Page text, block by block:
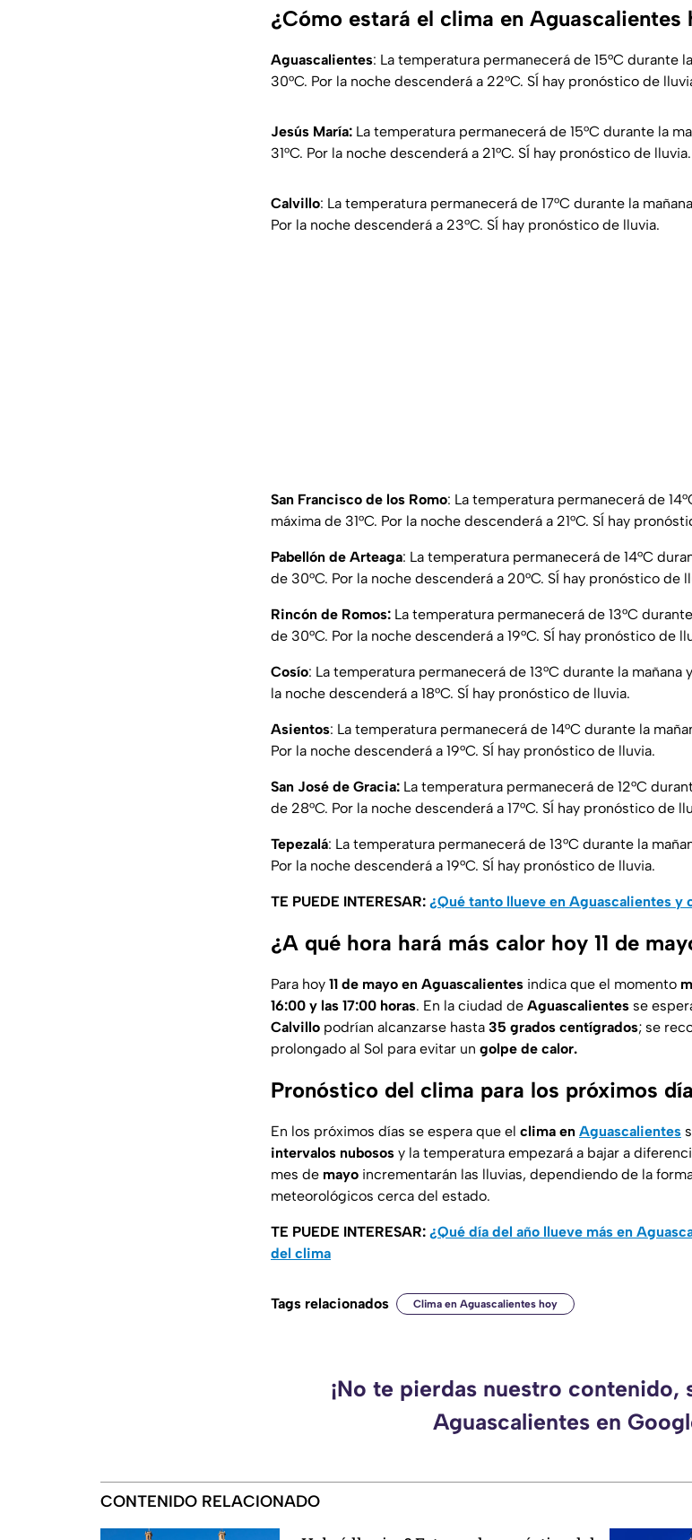
¿Cómo estará el clima en Aguascalientes
Aguascalientes: La temperatura permanecerá de 15°C durante
30°C. Por la noche descenderá a 22°C. SÍ hay pronóstico de
Jesús María: La temperatura permanecerá de 15°C durante la
31°C. Por la noche descenderá a 21°C. SÍ hay pronóstico de lluvia.
Calvillo: La temperatura permanecerá de 17°C durante la
Por la noche descenderá a 23°C. SÍ hay pronóstico de lluvia.
San Francisco de los Romo: La temperatura permanecerá de
máxima de 31°C. Por la noche descenderá a 21°C. SÍ hay
Pabellón de Arteaga: La temperatura permanecerá de 14°C
de 30°C. Por la noche descenderá a 20°C. SÍ hay pronóstico de
Rincón de Romos: La temperatura permanecerá de 13°C
de 30°C. Por la noche descenderá a 19°C. SÍ hay pronóstico de
Cosío: La temperatura permanecerá de 13°C durante la mañana
la noche descenderá a 18°C. SÍ hay pronóstico de lluvia.
Asientos: La temperatura permanecerá de 14°C durante la
Por la noche descenderá a 19°C. SÍ hay pronóstico de lluvia.
San José de Gracia: La temperatura permanecerá de 12°C
de 28°C. Por la noche descenderá a 17°C. SÍ hay pronóstico de
Tepezalá: La temperatura permanecerá de 13°C durante la
Por la noche descenderá a 19°C. SÍ hay pronóstico de lluvia.
TE PUEDE INTERESAR: ¿Qué tanto llueve en Aguascalientes y
¿A qué hora hará más calor hoy 11 de
Para hoy 11 de mayo en Aguascalientes indica que el momento
16:00 y las 17:00 horas. En la ciudad de Aguascalientes se
Calvillo podrían alcanzarse hasta 35 grados centígrados; se
prolongado al Sol para evitar un golpe de calor.
Pronóstico del clima para los próximos
En los próximos días se espera que el clima en Aguascalientes
intervalos nubosos y la temperatura empezará a bajar a
mes de mayo incrementarán las lluvias, dependiendo de la
meteorológicos cerca del estado.
TE PUEDE INTERESAR: ¿Qué día del año llueve más en
del clima
Tags relacionados Clima en Aguascalientes hoy
¡No te pierdas nuestro contenido,
Aguascalientes en
CONTENIDO RELACIONADO